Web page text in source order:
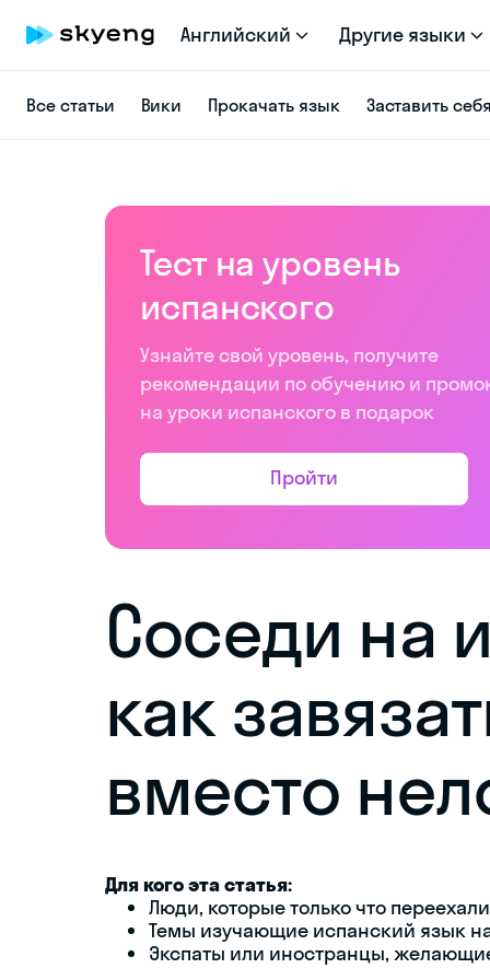
Английский Другие языки
Все статьи Вики Прокачать язык Заставить
Тест на уровень
испанского
Узнайте свой уровень, получите
рекомендации по обучению и
на уроки испанского в подарок
Пройти
Соседи на
как
вместо
Для кого эта статья:
Люди, которые только что
Темы изучающие испанский язык
Экспаты или иностранцы,